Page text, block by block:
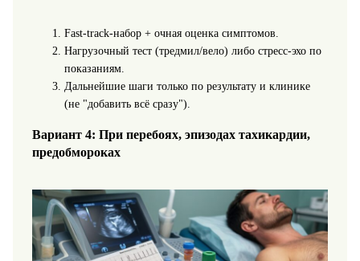
Fast‑track‑набор + очная оценка симптомов.
Нагрузочный тест (тредмил/вело) либо стресс‑эхо по
показаниям.
Дальнейшие шаги только по результату и клинике
(не "добавить всё сразу").
Вариант 4: При перебоях, эпизодах тахикардии,
предобмороках